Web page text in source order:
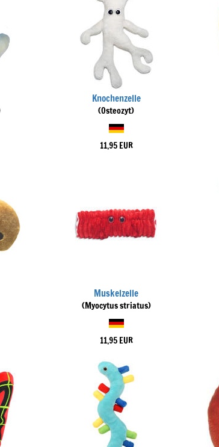
Knochenzelle
(Osteozyt)
11,95 EUR
Muskelzelle
(Myocytus striatus)
11,95 EUR